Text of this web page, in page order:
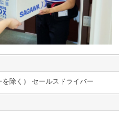
を除く） セールスドライバー